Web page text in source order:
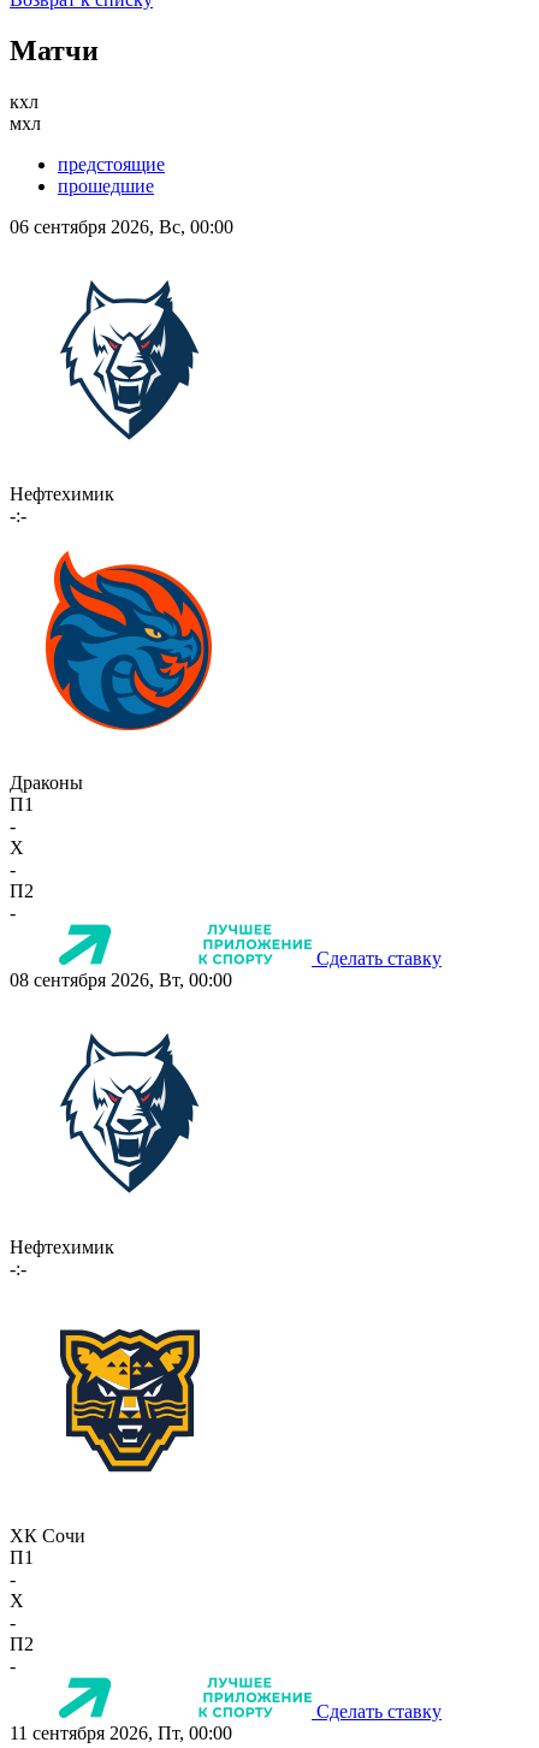
Матчи
кхл
мхл
предстоящие
прошедшие
06 сентября 2026, Вс, 00:00
Нефтехимик
-:-
Драконы
П1
-
X
-
П2
-
Сделать ставку
08 сентября 2026, Вт, 00:00
Нефтехимик
-:-
ХК Сочи
П1
-
X
-
П2
-
Сделать ставку
11 сентября 2026, Пт, 00:00